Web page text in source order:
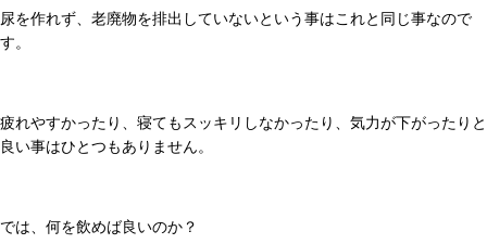
尿を作れず、老廃物を排出していないという事はこれと同じ事なので
す。
疲れやすかったり、寝てもスッキリしなかったり、気力が下がったりと
良い事はひとつもありません。
では、何を飲めば良いのか？